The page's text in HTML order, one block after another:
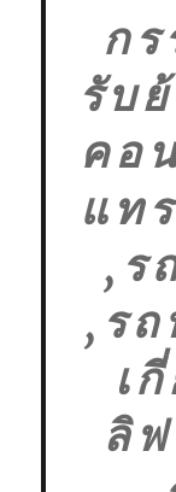
ก
รับ
คอ
แท
,ร
,ร
เ
ลิ